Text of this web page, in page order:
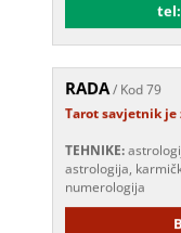
RADA/ Kod 79
Tarot savjetnik je
TEHNIKE:
astrologija,
numerologija